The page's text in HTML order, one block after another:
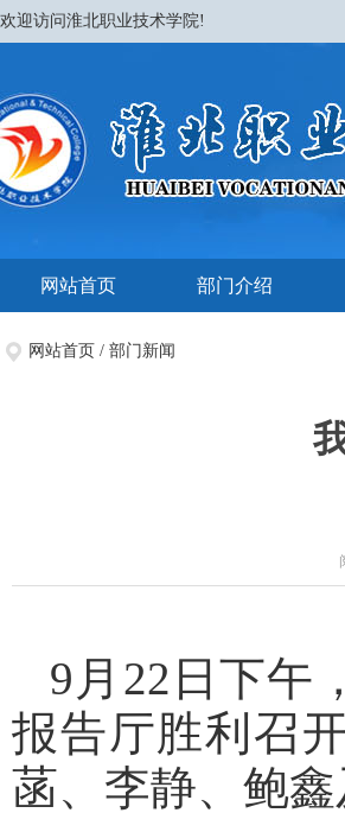
欢迎访问淮北职业技术学院!
网站首页 部门介绍
网站首页 / 部门新闻
9月22日下午
报告厅胜利召
菡、李静、鲍